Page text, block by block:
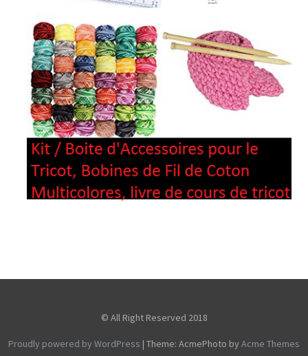
© All Right Reserved 2018
Proudly powered by WordPress | Theme: AcmePhoto by Acme Themes